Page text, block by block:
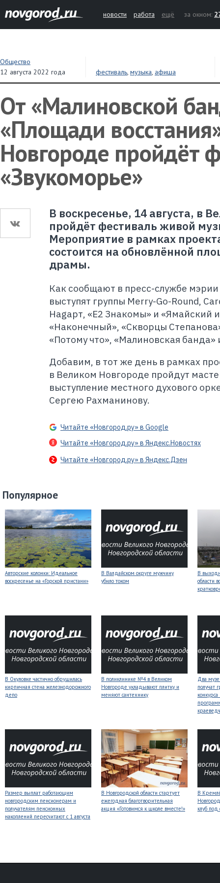
новости работа ещё за окном:
Общество
12 августа 2022 года
фестиваль, музыка, афиша
От «Малиновской
«Площади
Новгороде пройдёт
«Звукоморье»
В воскресенье, 14 августа, в
пройдёт фестиваль живой
Мероприятие в рамках
состоится на обновлённой
драмы.
Как сообщают в пресс-службе
выступят группы Merry-Go-Round,
Hagaрт, «E2 Знакомы» и «Ямайский
«Наконечный», «Скворцы
«Потому что», «Малиновская
Добавим, в тот же день в рамках
в Великом Новгороде пройдут
выступление местного духового
Сергею Рахманинову.
Читайте «Новгород.ру» в Google
Читайте «Новгород.ру» в Яндекс.Новостях
Читайте «Новгород.ру» в Яндекс.Дзен
Популярное
Авторские колонки: Идеальное
воскресенье на «Горской пристани»
В Валдайском округе мужчину
убило током
В
области
В Окуловке частично обрушилась
кирпичная стена железнодорожного
депо
В поликлинике №4 в Великом
Новгороде укладывают плитку и
меняют сантехнику
Два
получат
Размер выплат работающим
новгородским пенсионерам и
получателям пенсионных
накоплений пересчитают с 1 августа
В Новгородской области стартует
ежегодная благотворительная
акция «Готовимся к школе вместе!»
В
клуб